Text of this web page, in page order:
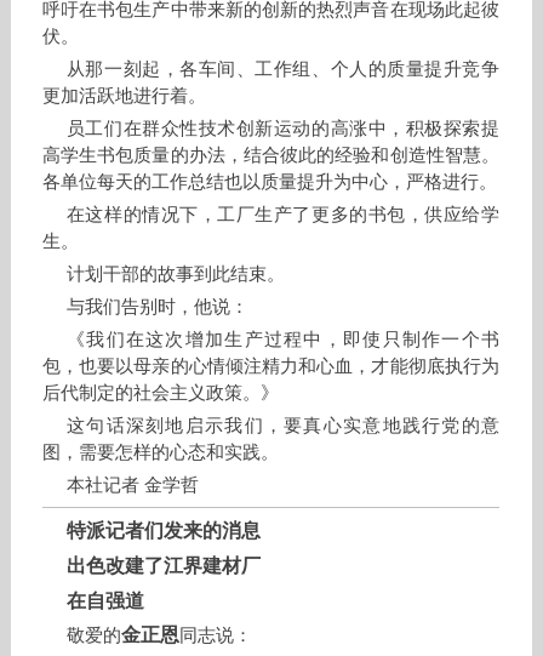
呼吁在书包生产中带来新的创新的热烈声音在现场此起彼
伏。
从那一刻起，各车间、工作组、个人的质量提升竞争
更加活跃地进行着。
员工们在群众性技术创新运动的高涨中，积极探索提
高学生书包质量的办法，结合彼此的经验和创造性智慧。
各单位每天的工作总结也以质量提升为中心，严格进行。
在这样的情况下，工厂生产了更多的书包，供应给学
生。
计划干部的故事到此结束。
与我们告别时，他说：
《我们在这次增加生产过程中，即使只制作一个书
包，也要以母亲的心情倾注精力和心血，才能彻底执行为
后代制定的社会主义政策。》
这句话深刻地启示我们，要真心实意地践行党的意
图，需要怎样的心态和实践。
本社记者 金学哲
特派记者们发来的消息
出色改建了江界建材厂
在自强道
敬爱的金正恩同志说：